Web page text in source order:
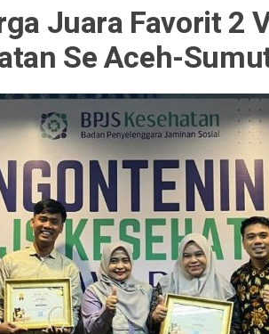
Juara Favorit 2
Se Aceh-